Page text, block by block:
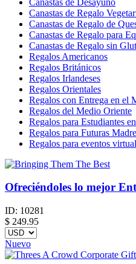
Canastas de Regalo
Canastas de Regalo de
Canastas de Regalo para
Canastas de Regalo sin
Regalos Americanos
Regalos Británicos
Regalos Irlandeses
Regalos Orientales
Regalos con Entrega en el
Regalos del Medio Oriente
Regalos para Estudiantes
Regalos para Futuras
Regalos para eventos
Ofreciéndoles lo mejor
ID: 10281
$ 249.95
Nuevo